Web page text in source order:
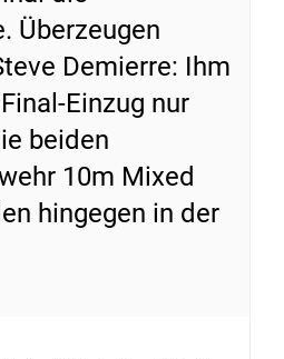
Überzeugen
Demierre: Ihm
Einzug nur
beiden
10m Mixed
hingegen in der